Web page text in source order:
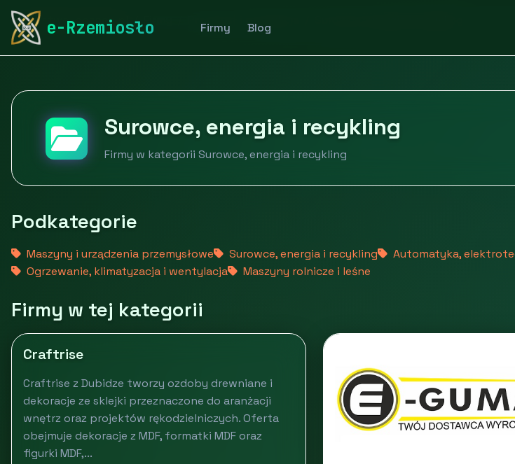
e-Rzemiosło Firmy Blog
rymarstwo-poznan.pl
Surowce, energia i recykling
Firmy w kategorii Surowce, energia i recykling
Podkategorie
Maszyny i urządzenia przemysłowe Surowce, energia i recykling Automatyka,
Ogrzewanie, klimatyzacja i wentylacja
Maszyny rolnicze i leśne
Firmy w tej kategorii
Craftrise
Craftrise z Dubidze tworzy ozdoby drewniane i
dekoracje ze sklejki przeznaczone do aranżacji
wnętrz oraz projektów rękodzielniczych. Oferta
obejmuje dekoracje z MDF, formatki MDF oraz
figurki MDF,...